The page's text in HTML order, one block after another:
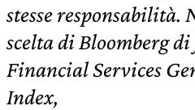
stesse responsabilità.
scelta di Bloomberg
Financial Services
Index,